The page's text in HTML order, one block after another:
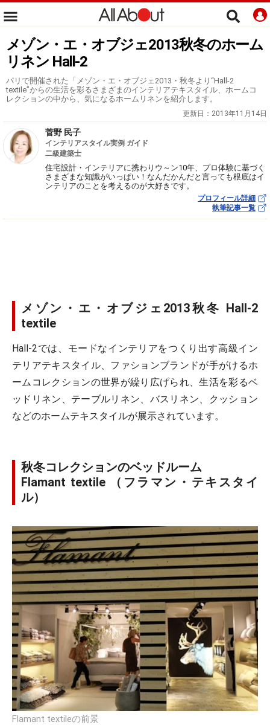
メゾン・エ・オブジェ2013秋冬のホーム
リネン Hall-2
パリで開催された「メゾン・エ・オブジェ2013・秋冬より“Hall-2
textile”からの生活を彩るさまざまのインテリアテキスタイル、ホームコ
レクションの中から、気になるホームリネンを紹介します。
更新日： 2013年11月14日
菅野 民子
インテリアスタイル実例 ガイド
二級建築士
住宅設計・インテリアに携わりウ～ン10年、プロ体験に基づく
さまざまな知識がいっぱい！なんだかんだと言っても根底はイ
ンテリアのことを考えるのが大好きです。
プロフィール詳細
執筆記事一覧
メゾン・エ・オブジェ2013秋冬 Hall-2
textile
Hall-2では、モードなインテリアをつくり出す高級イン
テリアテキスタイル、ファションブランドが手がけるホ
ームコレクションの世界が繰り広げられ、生活を彩るベ
ッドリネン、テーブルリネン、バスリネン、クッション
などのホームテキスタイルが展示されています。
秋冬コレクションのベッドルーム
Flamant textile （フラマン・テキスタイ
ル）
Flamant textileの前景